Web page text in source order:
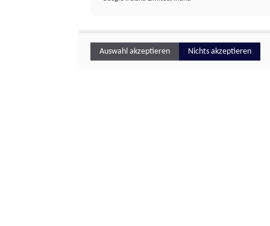
Auswahl akzeptieren Nichts akzeptieren